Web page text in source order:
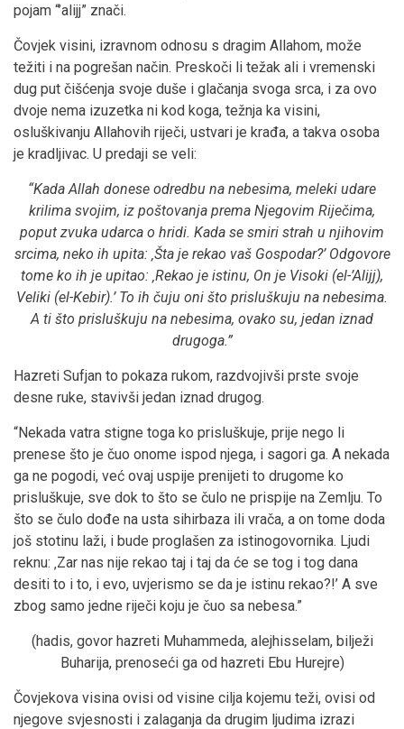
pojam “’alijj” znači.
Čovjek visini, izravnom odnosu s dragim Allahom, može
težiti i na pogrešan način. Preskoči li težak ali i vremenski
dug put čišćenja svoje duše i glačanja svoga srca, i za ovo
dvoje nema izuzetka ni kod koga, težnja ka visini,
osluškivanju Allahovih riječi, ustvari je krađa, a takva osoba
je kradljivac. U predaji se veli:
“Kada Allah donese odredbu na nebesima, meleki udare
krilima svojim, iz poštovanja prema Njegovim Riječima,
poput zvuka udarca o hridi. Kada se smiri strah u njihovim
srcima, neko ih upita: ‚Šta je rekao vaš Gospodar?’ Odgovore
tome ko ih je upitao: ‚Rekao je istinu, On je Visoki (el-’Alijj),
Veliki (el-Kebir).’ To ih čuju oni što prisluškuju na nebesima.
A ti što prisluškuju na nebesima, ovako su, jedan iznad
drugoga.”
Hazreti Sufjan to pokaza rukom, razdvojivši prste svoje
desne ruke, stavivši jedan iznad drugog.
“Nekada vatra stigne toga ko prisluškuje, prije nego li
prenese što je čuo onome ispod njega, i sagori ga. A nekada
ga ne pogodi, već ovaj uspije prenijeti to drugome ko
prisluškuje, sve dok to što se čulo ne prispije na Zemlju. To
što se čulo dođe na usta sihirbaza ili vrača, a on tome doda
još stotinu laži, i bude proglašen za istinogovornika. Ljudi
reknu: ‚Zar nas nije rekao taj i taj da će se tog i tog dana
desiti to i to, i evo, uvjerismo se da je istinu rekao?!’ A sve
zbog samo jedne riječi koju je čuo sa nebesa.”
(hadis, govor hazreti Muhammeda, alejhisselam, bilježi
Buharija, prenoseći ga od hazreti Ebu Hurejre)
Čovjekova visina ovisi od visine cilja kojemu teži, ovisi od
njegove svjesnosti i zalaganja da drugim ljudima izrazi